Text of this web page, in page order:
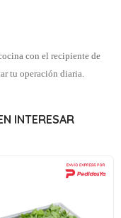
con el recipiente de
tu operación diaria.
INTERESAR